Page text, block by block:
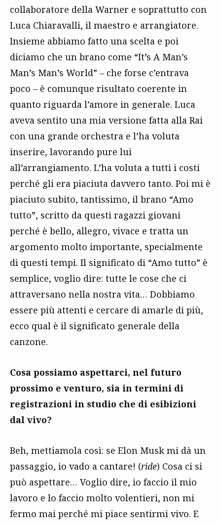
collaboratore della Warner e soprattutto con
Luca Chiaravalli, il maestro e arrangiatore.
Insieme abbiamo fatto una scelta e poi
diciamo che un brano come “It’s A Man’s
Man’s Man’s World” – che forse c’entrava
poco – è comunque risultato coerente in
quanto riguarda l’amore in generale. Luca
aveva sentito una mia versione fatta alla Rai
con una grande orchestra e l’ha voluta
inserire, lavorando pure lui
all’arrangiamento. L’ha voluta a tutti i costi
perché gli era piaciuta davvero tanto. Poi mi è
piaciuto subito, tantissimo, il brano “Amo
tutto”, scritto da questi ragazzi giovani
perché è bello, allegro, vivace e tratta un
argomento molto importante, specialmente
di questi tempi. Il significato di “Amo tutto” è
semplice, voglio dire: tutte le cose che ci
attraversano nella nostra vita… Dobbiamo
essere più attenti e cercare di amarle di più,
ecco qual è il significato generale della
canzone.
Cosa possiamo aspettarci, nel futuro
prossimo e venturo, sia in termini di
registrazioni in studio che di esibizioni
dal vivo?
Beh, mettiamola così: se Elon Musk mi dà un
passaggio, io vado a cantare! (ride) Cosa ci si
può aspettare… Voglio dire, io faccio il mio
lavoro e lo faccio molto volentieri, non mi
fermo mai perché mi piace sentirmi vivo. E